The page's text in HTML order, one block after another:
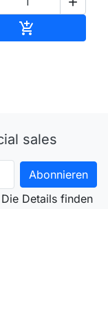

sales
Details finden